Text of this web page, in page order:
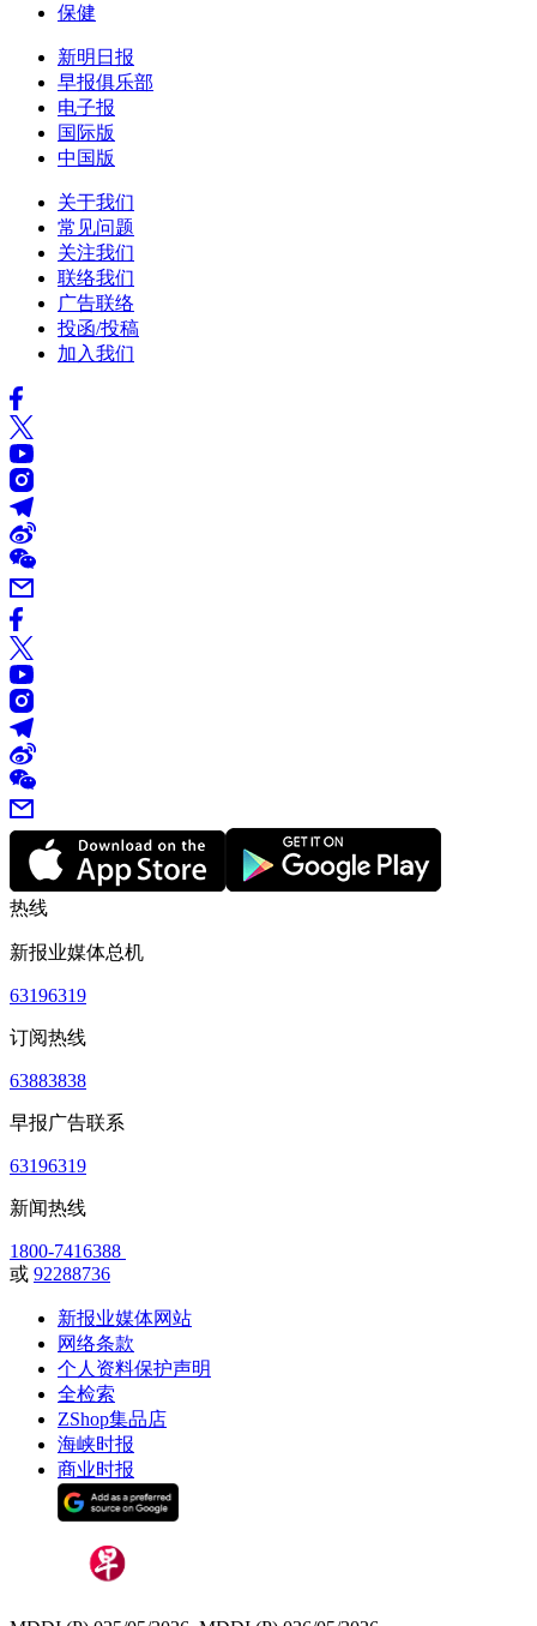
保健
新明日报
早报俱乐部
电子报
国际版
中国版
关于我们
常见问题
关注我们
联络我们
广告联络
投函/投稿
加入我们
热线
新报业媒体总机
63196319
订阅热线
63883838
早报广告联系
63196319
新闻热线
1800-7416388
或 92288736
新报业媒体网站
网络条款
个人资料保护声明
全检索
ZShop集品店
海峡时报
商业时报